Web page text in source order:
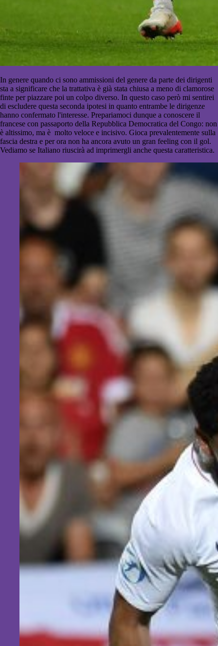
In genere quando ci sono ammissioni del genere da parte dei dirigenti
sta a significare che la trattativa è già stata chiusa a meno di clamorose
finte per piazzare poi un colpo diverso. In questo caso però mi sentirei
di escludere questa seconda ipotesi in quanto entrambe le dirigenze
hanno confermato l'interesse. Prepariamoci dunque a conoscere il
francese con passaporto della Repubblica Democratica del Congo: non
è altissimo, ma è molto veloce e incisivo. Gioca prevalentemente sulla
fascia destra e per ora non ha ancora avuto un gran feeling con il gol.
Vediamo se Italiano riuscirà ad imprimergli anche questa caratteristica.